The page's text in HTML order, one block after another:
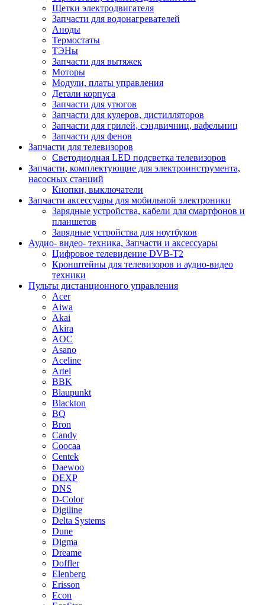
Щетки электродвигателя
Запчасти для водонагревателей
Аноды
Термостаты
ТЭНы
Запчасти для вытяжек
Моторы
Модули, платы управления
Детали корпуса
Запчасти для утюгов
Запчасти для кулеров, дистилляторов
Запчасти для грилей, сэндвичниц, вафельниц
Запчасти для фенов
Запчасти для телевизоров
Светодиодная LED подсветка телевизоров
Запчасти, комплектующие для электроинструмента,
насосных станций
Кнопки, выключатели
Запчасти аксессуары для мобильной электроники
Зарядные устройства, кабели для смартфонов и
планшетов
Зарядные устройства для ноутбуков
Аудио- видео- техника, Запчасти и аксессуары
Цифровое телевидение DVB-T2
Кронштейны для телевизоров и аудио-видео
техники
Пульты дистанционного управления
Acer
Aiwa
Akai
Akira
AOC
Asano
Aceline
Artel
BBK
Blaupunkt
Blackton
BQ
Bron
Candy
Coocaa
Centek
Daewoo
DEXP
DNS
D-Color
Digiline
Delta Systems
Dune
Digma
Dreame
Doffler
Elenberg
Erisson
Econ